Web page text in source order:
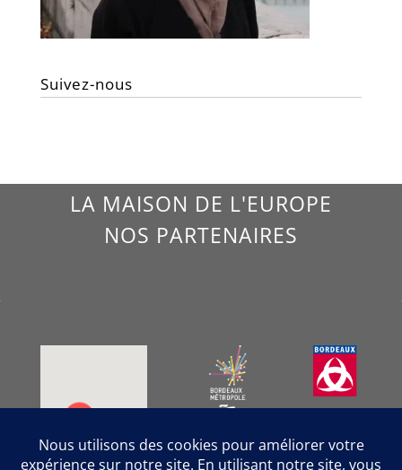
Suivez-nous
LA MAISON DE L'EUROPE
NOS PARTENAIRES